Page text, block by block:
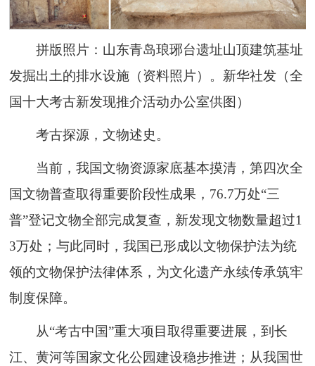
拼版照片：山东青岛琅琊台遗址山顶建筑基址
发掘出土的排水设施（资料照片）。新华社发（全
国十大考古新发现推介活动办公室供图）
考古探源，文物述史。
当前，我国文物资源家底基本摸清，第四次全
国文物普查取得重要阶段性成果，76.7万处“三
普”登记文物全部完成复查，新发现文物数量超过1
3万处；与此同时，我国已形成以文物保护法为统
领的文物保护法律体系，为文化遗产永续传承筑牢
制度保障。
从“考古中国”重大项目取得重要进展，到长
江、黄河等国家文化公园建设稳步推进；从我国世